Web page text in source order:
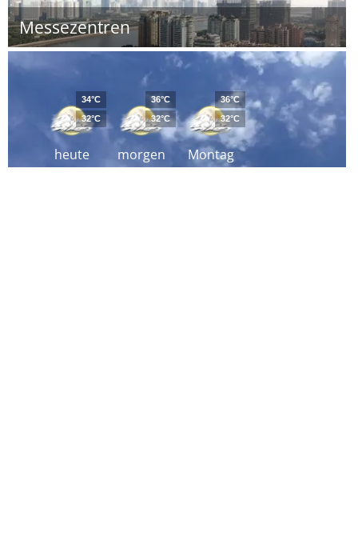
Messezentren
heute
34°C
32°C
morgen
36°C
32°C
Montag
36°C
32°C